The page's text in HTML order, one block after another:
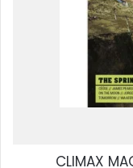
CLIMAX